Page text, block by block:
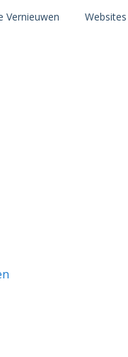
Vernieuwen